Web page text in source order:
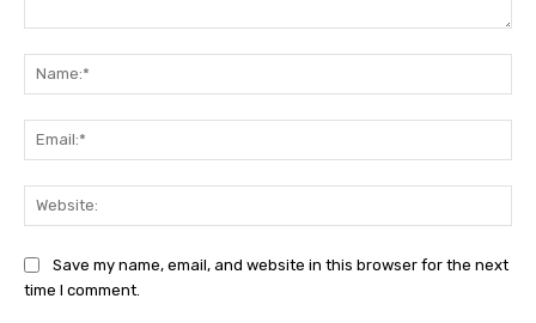
Save my name, email, and website in this browser for the next
time I comment.